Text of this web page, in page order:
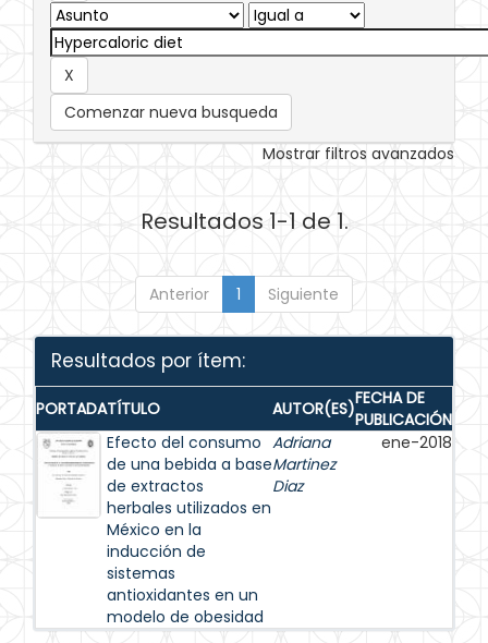
Comenzar nueva busqueda
Mostrar filtros avanzados
Resultados 1-1 de 1.
Anterior 1 Siguiente
Resultados por ítem:
PORTADATÍTULO AUTOR(ES)FECHA DE
PUBLICACIÓN
Efecto del consumo
de una bebida a base
de extractos
herbales utilizados en
México en la
inducción de
sistemas
antioxidantes en un
modelo de obesidad
Adriana
Martinez
Diaz
ene-2018